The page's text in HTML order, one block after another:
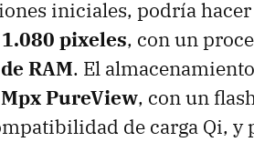
iniciales, podría hacer
pixeles, con un
RAM. El
PureView, con un
de carga Qi, y